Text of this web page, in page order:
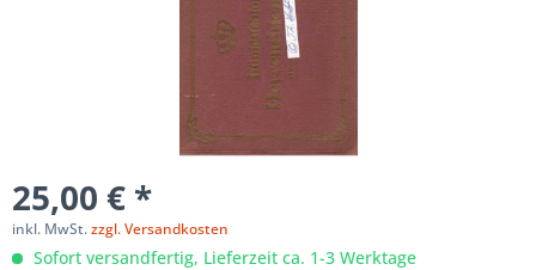
25,00 € *
inkl. MwSt.zzgl. Versandkosten
Sofort versandfertig, Lieferzeit ca. 1-3 Werktage